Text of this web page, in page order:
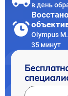
в день
Olympus
35 минут